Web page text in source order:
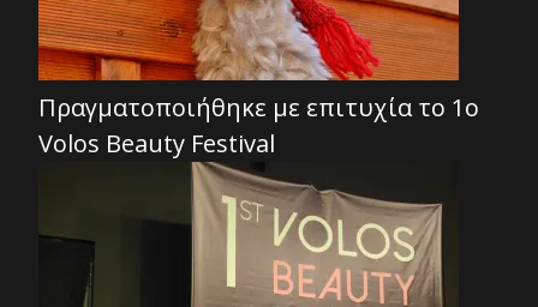
Πραγματοποιήθηκε με επιτυχία το 1ο
Volos Beauty Festival